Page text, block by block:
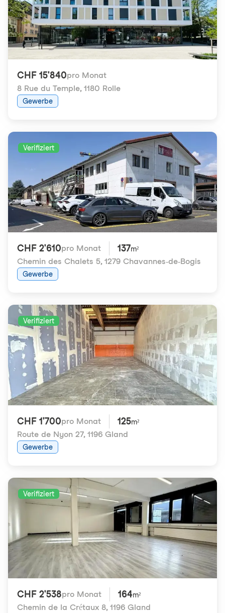
CHF 15'840pro Monat
8 Rue du Temple, 1180 Rolle
Gewerbe
Verifiziert
CHF 2'610pro Monat 137m²
Chemin des Chalets 5, 1279 Chavannes-de-Bogis
Gewerbe
Verifiziert
CHF 1'700pro Monat 125m²
Route de Nyon 27, 1196 Gland
Gewerbe
Verifiziert
CHF 2'538pro Monat 164m²
Chemin de la Crétaux 8, 1196 Gland